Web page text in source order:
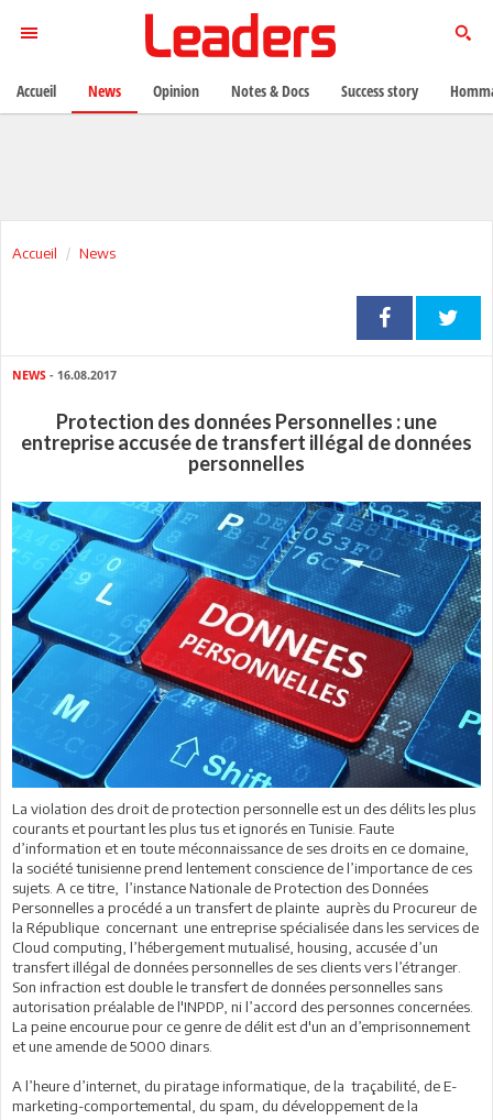
Accueil News
NEWS - 16.08.2017
Protection des données Personnelles : une
entreprise accusée de transfert illégal de données
personnelles
La violation des droit de protection personnelle est un des délits les plus
courants et pourtant les plus tus et ignorés en Tunisie. Faute
d’information et en toute méconnaissance de ses droits en ce domaine,
la société tunisienne prend lentement conscience de l’importance de ces
sujets. A ce titre, l’instance Nationale de Protection des Données
Personnelles a procédé a un transfert de plainte auprès du Procureur de
la République concernant une entreprise spécialisée dans les services de
Cloud computing, l’hébergement mutualisé, housing, accusée d’un
transfert illégal de données personnelles de ses clients vers l’étranger.
Son infraction est double le transfert de données personnelles sans
autorisation préalable de l'INPDP, ni l’accord des personnes concernées.
La peine encourue pour ce genre de délit est d'un an d’emprisonnement
et une amende de 5000 dinars.
A l’heure d’internet, du piratage informatique, de la traçabilité, de E-
marketing-comportemental, du spam, du développement de la
Accueil News Opinion Notes & Docs Success story